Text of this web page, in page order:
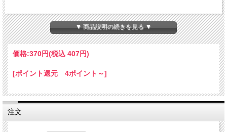
▼ 商品説明の続きを見る ▼
価格:370円(税込 407円)
[ポイント還元 4ポイント～]
注文